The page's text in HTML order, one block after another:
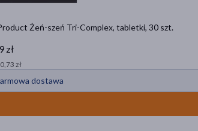
Żeń-szeń Tri-Complex, tabletki, 30 szt.
zł
zł
dostawa